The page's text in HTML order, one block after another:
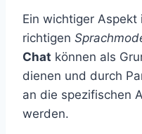
Ein wichtiger
richtigen
Chat können als
dienen und durch
an die spezifischen
werden.